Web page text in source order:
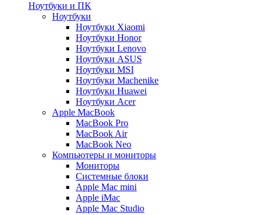
Ноутбуки и ПК
Ноутбуки
Ноутбуки Xiaomi
Ноутбуки Honor
Ноутбуки Lenovo
Ноутбуки ASUS
Ноутбуки MSI
Ноутбуки Machenike
Ноутбуки Huawei
Ноутбуки Acer
Apple MacBook
MacBook Pro
MacBook Air
MacBook Neo
Компьютеры и мониторы
Мониторы
Системные блоки
Apple Mac mini
Apple iMac
Apple Mac Studio